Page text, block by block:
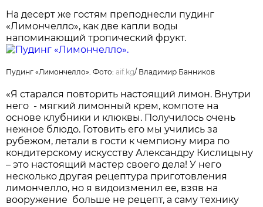
На десерт же гостям преподнесли пудинг
«Лимончелло», как две капли воды
напоминающий тропический фрукт.
Пудинг «Лимончелло». Фото:aif.kg/ Владимир Банников
«Я старался повторить настоящий лимон. Внутри
него - мягкий лимонный крем, компоте на
основе клубники и клюквы. Получилось очень
нежное блюдо. Готовить его мы учились за
рубежом, летали в гости к чемпиону мира по
кондитерскому искусству Александру Кислицыну
– это настоящий мастер своего дела! У него
несколько другая рецептура приготовления
лимончелло, но я видоизменил ее, взяв на
вооружение больше не рецепт, а саму технику